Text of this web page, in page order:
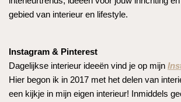
gebied van interieur en lifestyle.
Instagram & Pinterest
Dagelijkse interieur ideeën vind je op mijn
Hier begon ik in 2017 met het delen van
een kijkje in mijn eigen interieur! Inmiddels